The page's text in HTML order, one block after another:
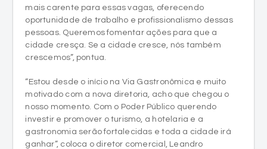
mais carente para essas vagas, oferecendo
oportunidade de trabalho e profissionalismo dessas
pessoas. Queremos fomentar ações para que a
cidade cresça. Se a cidade cresce, nós também
crescemos”, pontua.
“Estou desde o início na Via Gastronômica e muito
motivado com a nova diretoria, acho que chegou o
nosso momento. Com o Poder Público querendo
investir e promover o turismo, a hotelaria e a
gastronomia serão fortalecidas e toda a cidade irá
ganhar”, coloca o diretor comercial, Leandro